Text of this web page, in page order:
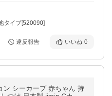
タイプ[520090]
違反報告 いいね 0
ン シーカーブ 赤ちゃん 持